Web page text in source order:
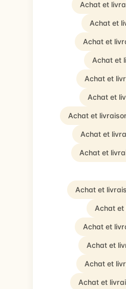
Achat et
Achat et
Achat et
Achat et
Achat et
Achat et
Achat et
Achat et
Achat et
Achat et
Achat et
Achat et
Achat et
Achat et
Achat et